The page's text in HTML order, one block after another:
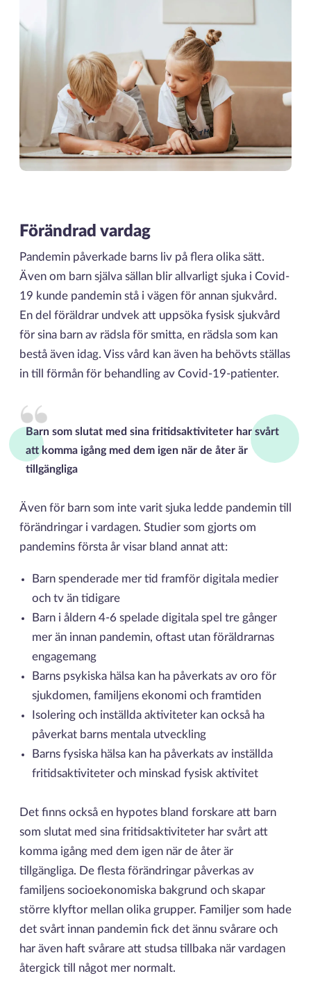
Förändrad vardag
Pandemin påverkade barns liv på flera olika sätt.
Även om barn själva sällan blir allvarligt sjuka i Covid-
19 kunde pandemin stå i vägen för annan sjukvård.
En del föräldrar undvek att uppsöka fysisk sjukvård
för sina barn av rädsla för smitta, en rädsla som kan
bestå även idag. Viss vård kan även ha behövts ställas
in till förmån för behandling av Covid-19-patienter.
Barn som slutat med sina fritidsaktiviteter har svårt
att komma igång med dem igen när de åter är
tillgängliga
Även för barn som inte varit sjuka ledde pandemin till
förändringar i vardagen. Studier som gjorts om
pandemins första år visar bland annat att:
Barn spenderade mer tid framför digitala medier
och tv än tidigare
Barn i åldern 4-6 spelade digitala spel tre gånger
mer än innan pandemin, oftast utan föräldrarnas
engagemang
Barns psykiska hälsa kan ha påverkats av oro för
sjukdomen, familjens ekonomi och framtiden
Isolering och inställda aktiviteter kan också ha
påverkat barns mentala utveckling
Barns fysiska hälsa kan ha påverkats av inställda
fritidsaktiviteter och minskad fysisk aktivitet
Det finns också en hypotes bland forskare att barn
som slutat med sina fritidsaktiviteter har svårt att
komma igång med dem igen när de åter är
tillgängliga. De flesta förändringar påverkas av
familjens socioekonomiska bakgrund och skapar
större klyftor mellan olika grupper. Familjer som hade
det svårt innan pandemin fick det ännu svårare och
har även haft svårare att studsa tillbaka när vardagen
återgick till något mer normalt.